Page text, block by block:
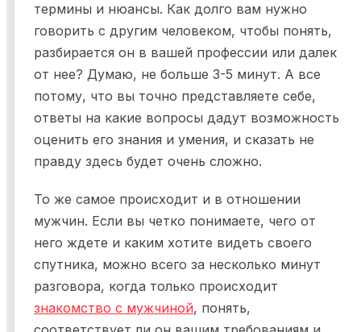
термины и нюансы. Как долго вам нужно
говорить с другим человеком, чтобы понять,
разбирается он в вашей профессии или далек
от нее? Думаю, не больше 3-5 минут. А все
потому, что вы точно представляете себе,
ответы на какие вопросы дадут возможность
оценить его знания и умения, и сказать не
правду здесь будет очень сложно.
То же самое происходит и в отношении
мужчин. Если вы четко понимаете, чего от
него ждете и каким хотите видеть своего
спутника, можно всего за несколько минут
разговора, когда только происходит
знакомство с мужчиной, понять,